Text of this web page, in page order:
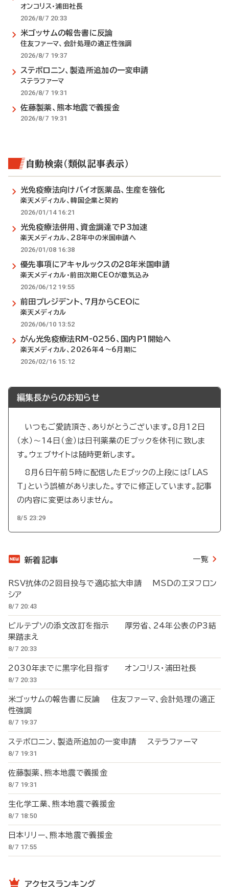
オンコリス・浦田社長
2026/8/7 20:33
米ゴッサムの報告書に反論
住友ファーマ、会計処理の適正性強調
2026/8/7 19:37
ステボロニン、製造所追加の一変申請
ステラファーマ
2026/8/7 19:31
佐藤製薬、熊本地震で義援金
2026/8/7 19:31
自動検索（類似記事表示）
光免疫療法向けバイオ医薬品、生産を強化
楽天メディカル、韓国企業と契約
2026/01/14 16:21
光免疫療法併用、資金調達でP3加速
楽天メディカル、28年中の米国申請へ
2026/01/08 16:38
優先事項にアキャルックスの28年米国申請
楽天メディカル・前田次期CEOが意気込み
2026/06/12 19:55
前田プレジデント、7月からCEOに
楽天メディカル
2026/06/10 13:52
がん光免疫療法RM-0256、国内P1開始へ
楽天メディカル、2026年4～6月期に
2026/02/16 15:12
編集長からのお知らせ
いつもご愛読頂き、ありがとうございます。8月12日
（水）～14日（金）は日刊薬業のEブックを休刊に致しま
す。ウェブサイトは随時更新します。
8月6日午前5時に配信したEブックの上段には「LAS
T」という誤植がありました。すでに修正しています。記事
の内容に変更はありません。
8/5 23:29
新着記事 一覧
RSV抗体の2回目投与で適応拡大申請 MSDのエヌフロン
シア
8/7 20:43
ビルテプソの添文改訂を指示 厚労省、24年公表のP3結
果踏まえ
8/7 20:33
2030年までに黒字化目指す オンコリス・浦田社長
8/7 20:33
米ゴッサムの報告書に反論 住友ファーマ、会計処理の適正
性強調
8/7 19:37
ステボロニン、製造所追加の一変申請 ステラファーマ
8/7 19:31
佐藤製薬、熊本地震で義援金
8/7 19:31
生化学工業、熊本地震で義援金
8/7 18:50
日本リリー、熊本地震で義援金
8/7 17:55
アクセスランキング